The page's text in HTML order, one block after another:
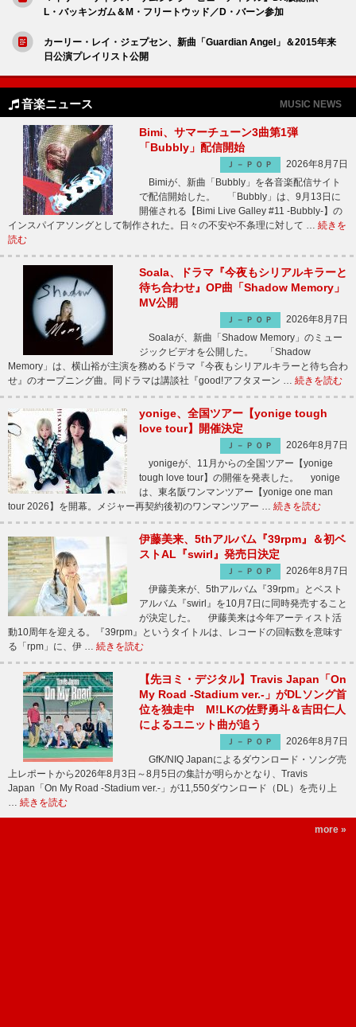
L・バッキンガム＆M・フリートウッド／D・バーン参加
カーリー・レイ・ジェプセン、新曲「Guardian Angel」＆2015年来
日公演プレイリスト公開
音楽ニュース MUSIC NEWS
Bimi、サマーチューン3曲第1弾
「Bubbly」配信開始
Ｊ－ＰＯＰ
2026年8月7日
Bimiが、新曲「Bubbly」を各音楽配信サイト
で配信開始した。 「Bubbly」は、9月13日に
開催される【Bimi Live Galley #11 -Bubbly-】の
インスパイアソングとして制作された。日々の不安や不条理に対して … 続きを
読む
Soala、ドラマ『今夜もシリアルキラーと
待ち合わせ』OP曲「Shadow Memory」
MV公開
Ｊ－ＰＯＰ
2026年8月7日
Soalaが、新曲「Shadow Memory」のミュー
ジックビデオを公開した。 「Shadow
Memory」は、横山裕が主演を務めるドラマ『今夜もシリアルキラーと待ち合わ
せ』のオープニング曲。同ドラマは講談社『good!アフタヌーン … 続きを読む
yonige、全国ツアー【yonige tough
love tour】開催決定
Ｊ－ＰＯＰ
2026年8月7日
yonigeが、11月からの全国ツアー【yonige
tough love tour】の開催を発表した。 yonige
は、東名阪ワンマンツアー【yonige one man
tour 2026】を開幕。メジャー再契約後初のワンマンツアー … 続きを読む
伊藤美来、5thアルバム『39rpm』＆初ベ
ストAL『swirl』発売日決定
Ｊ－ＰＯＰ
2026年8月7日
伊藤美来が、5thアルバム『39rpm』とベスト
アルバム『swirl』を10月7日に同時発売すること
が決定した。 伊藤美来は今年アーティスト活
動10周年を迎える。『39rpm』というタイトルは、レコードの回転数を意味す
る「rpm」に、伊 … 続きを読む
【先ヨミ・デジタル】Travis Japan「On
My Road -Stadium ver.-」がDLソング首
位を独走中 M!LKの佐野勇斗＆吉田仁人
によるユニット曲が追う
Ｊ－ＰＯＰ
2026年8月7日
GfK/NIQ Japanによるダウンロード・ソング売
上レポートから2026年8月3日～8月5日の集計が明らかとなり、Travis
Japan「On My Road -Stadium ver.-」が11,550ダウンロード（DL）を売り上
… 続きを読む
more »